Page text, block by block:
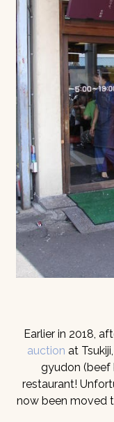
Earlier in 2018,
auction at
gyudon (beef
restaurant!
now been moved